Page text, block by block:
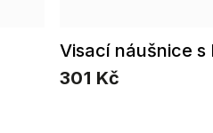
Visací náušnice
301 Kč